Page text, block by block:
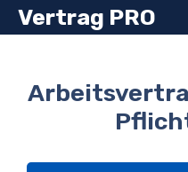
Zum
InhaltVertrag PRO